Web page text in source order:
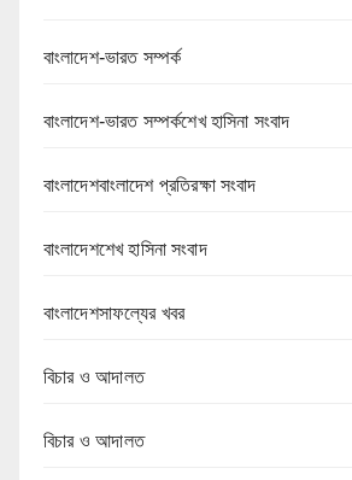
বাংলাদেশ-ভারত সম্পর্ক
বাংলাদেশ-ভারত সম্পর্কশেখ হাসিনা সংবাদ
বাংলাদেশবাংলাদেশ প্রতিরক্ষা সংবাদ
বাংলাদেশশেখ হাসিনা সংবাদ
বাংলাদেশসাফল্যের খবর
বিচার ও আদালত
বিচার ও আদালত